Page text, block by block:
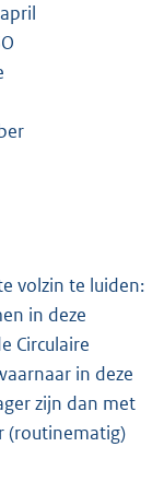
volzin te luiden:
in deze
Circulaire
in deze
zijn dan met
(routinematig)